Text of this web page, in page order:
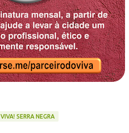
VIVA! SERRA NEGRA